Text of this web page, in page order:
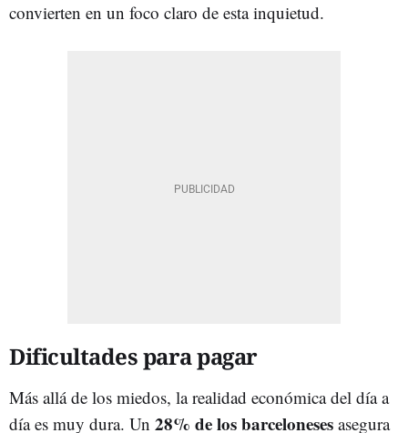
convierten en un foco claro de esta inquietud.
Dificultades para pagar
Más allá de los miedos, la realidad económica del día a
día es muy dura. Un 28% de los barceloneses asegura